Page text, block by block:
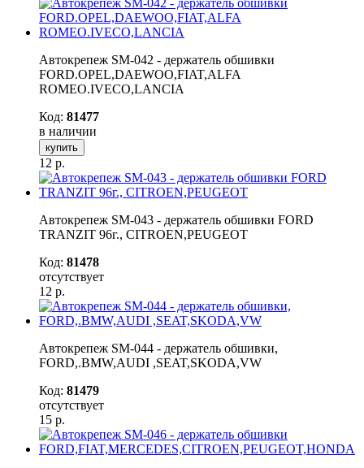
Автокрепеж SM-042 - держатель обшивки
FORD.OPEL,DAEWOO,FIAT,ALFA
ROMEO.IVECO,LANCIA
Код: 81477
в наличии
купить
12 р.
Автокрепеж SM-043 - держатель обшивки FORD
TRANZIT 96г., CITROEN,PEUGEOT
Код: 81478
отсутствует
12 р.
Автокрепеж SM-044 - держатель обшивки,
FORD,.BMW,AUDI ,SEAT,SKODA,VW
Код: 81479
отсутствует
15 р.